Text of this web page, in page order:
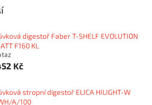
digestoř Faber T-SHELF EVOLUTION
F160 KL
Kč
stropní digestoř ELICA HILIGHT-W
A/100